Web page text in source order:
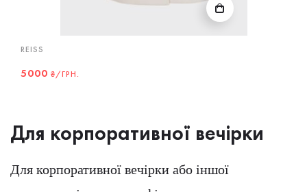
REISS
5000 ₴/ГРН.
Для корпоративної вечірки
Для корпоративної вечірки або іншої